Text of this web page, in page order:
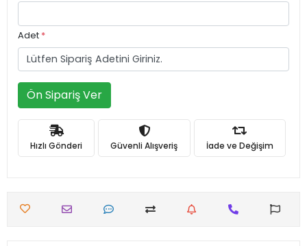
Adet *
Ön Sipariş Ver
Hızlı Gönderi Güvenli Alışveriş İade ve Değişim